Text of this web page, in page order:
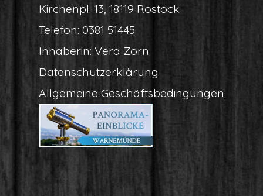
Kir­chen­pl. 13, 18119 Rostock
Tele­fon: 0381 51445
Inha­be­rin: Vera Zorn
Daten­schutz­er­klä­rung
All­ge­mei­ne Geschäftsbedingungen